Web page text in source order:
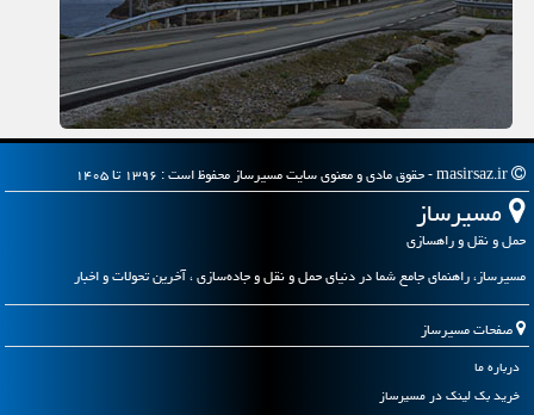
مسیرساز
حمل و نقل و راهسازی
مسیرساز، راهنمای جامع شما در دنیای حمل و نقل و جاده‌سازی ، آخرین تحولات و اخبار
صفحات مسیرساز
درباره ما
خرید بک لینک در مسیرساز